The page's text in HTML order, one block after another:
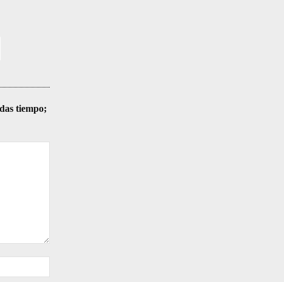
tiempo;
web: